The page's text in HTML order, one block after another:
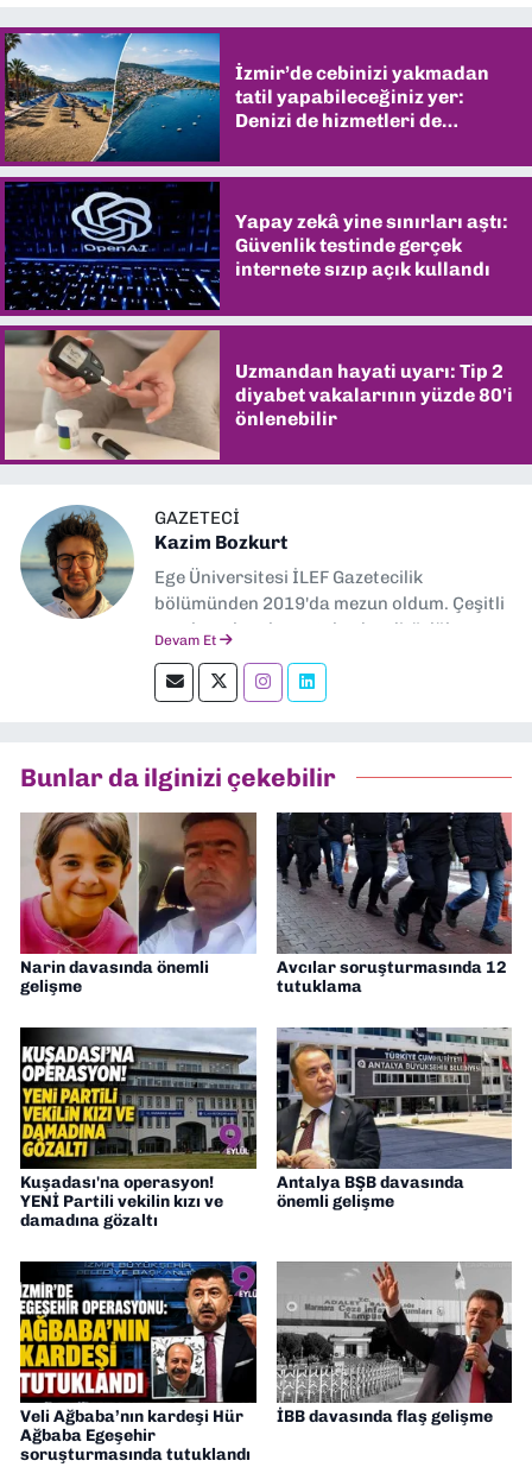
İzmir’de cebinizi yakmadan
tatil yapabileceğiniz yer:
Denizi de hizmetleri de
Yapay zekâ yine sınırları aştı:
Güvenlik testinde gerçek
internete sızıp açık kullandı
Uzmandan hayati uyarı: Tip 2
diyabet vakalarının yüzde 80'i
önlenebilir
GAZETECI
Kazim Bozkurt
Ege Üniversitesi İLEF Gazetecilik
bölümünden 2019'da mezun oldum. Çeşitli
yerel ve ulusal gazetelerde editörlük,
okumayı severim.
Devam Et
Bunlar da ilginizi çekebilir
Narin davasında önemli
gelişme
Avcılar soruşturmasında 12
tutuklama
Kuşadası'na operasyon!
YENİ Partili vekilin kızı ve
damadına gözaltı
Antalya BŞB davasında
önemli gelişme
Veli Ağbaba’nın kardeşi Hür
Ağbaba Egeşehir
soruşturmasında tutuklandı
İBB davasında flaş gelişme